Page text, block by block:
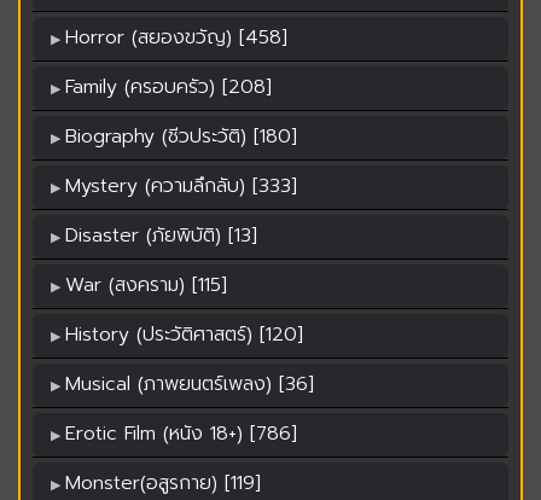
Horror (สยองขวัญ) [458]
Family (ครอบครัว) [208]
Biography (ชีวประวัติ) [180]
Mystery (ความลึกลับ) [333]
Disaster (ภัยพิบัติ) [13]
War (สงคราม) [115]
History (ประวัติศาสตร์) [120]
Musical (ภาพยนตร์เพลง) [36]
Erotic Film (หนัง 18+) [786]
Monster(อสูรกาย) [119]